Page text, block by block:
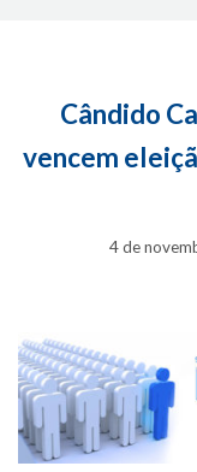
Cândido
vencem
4 de